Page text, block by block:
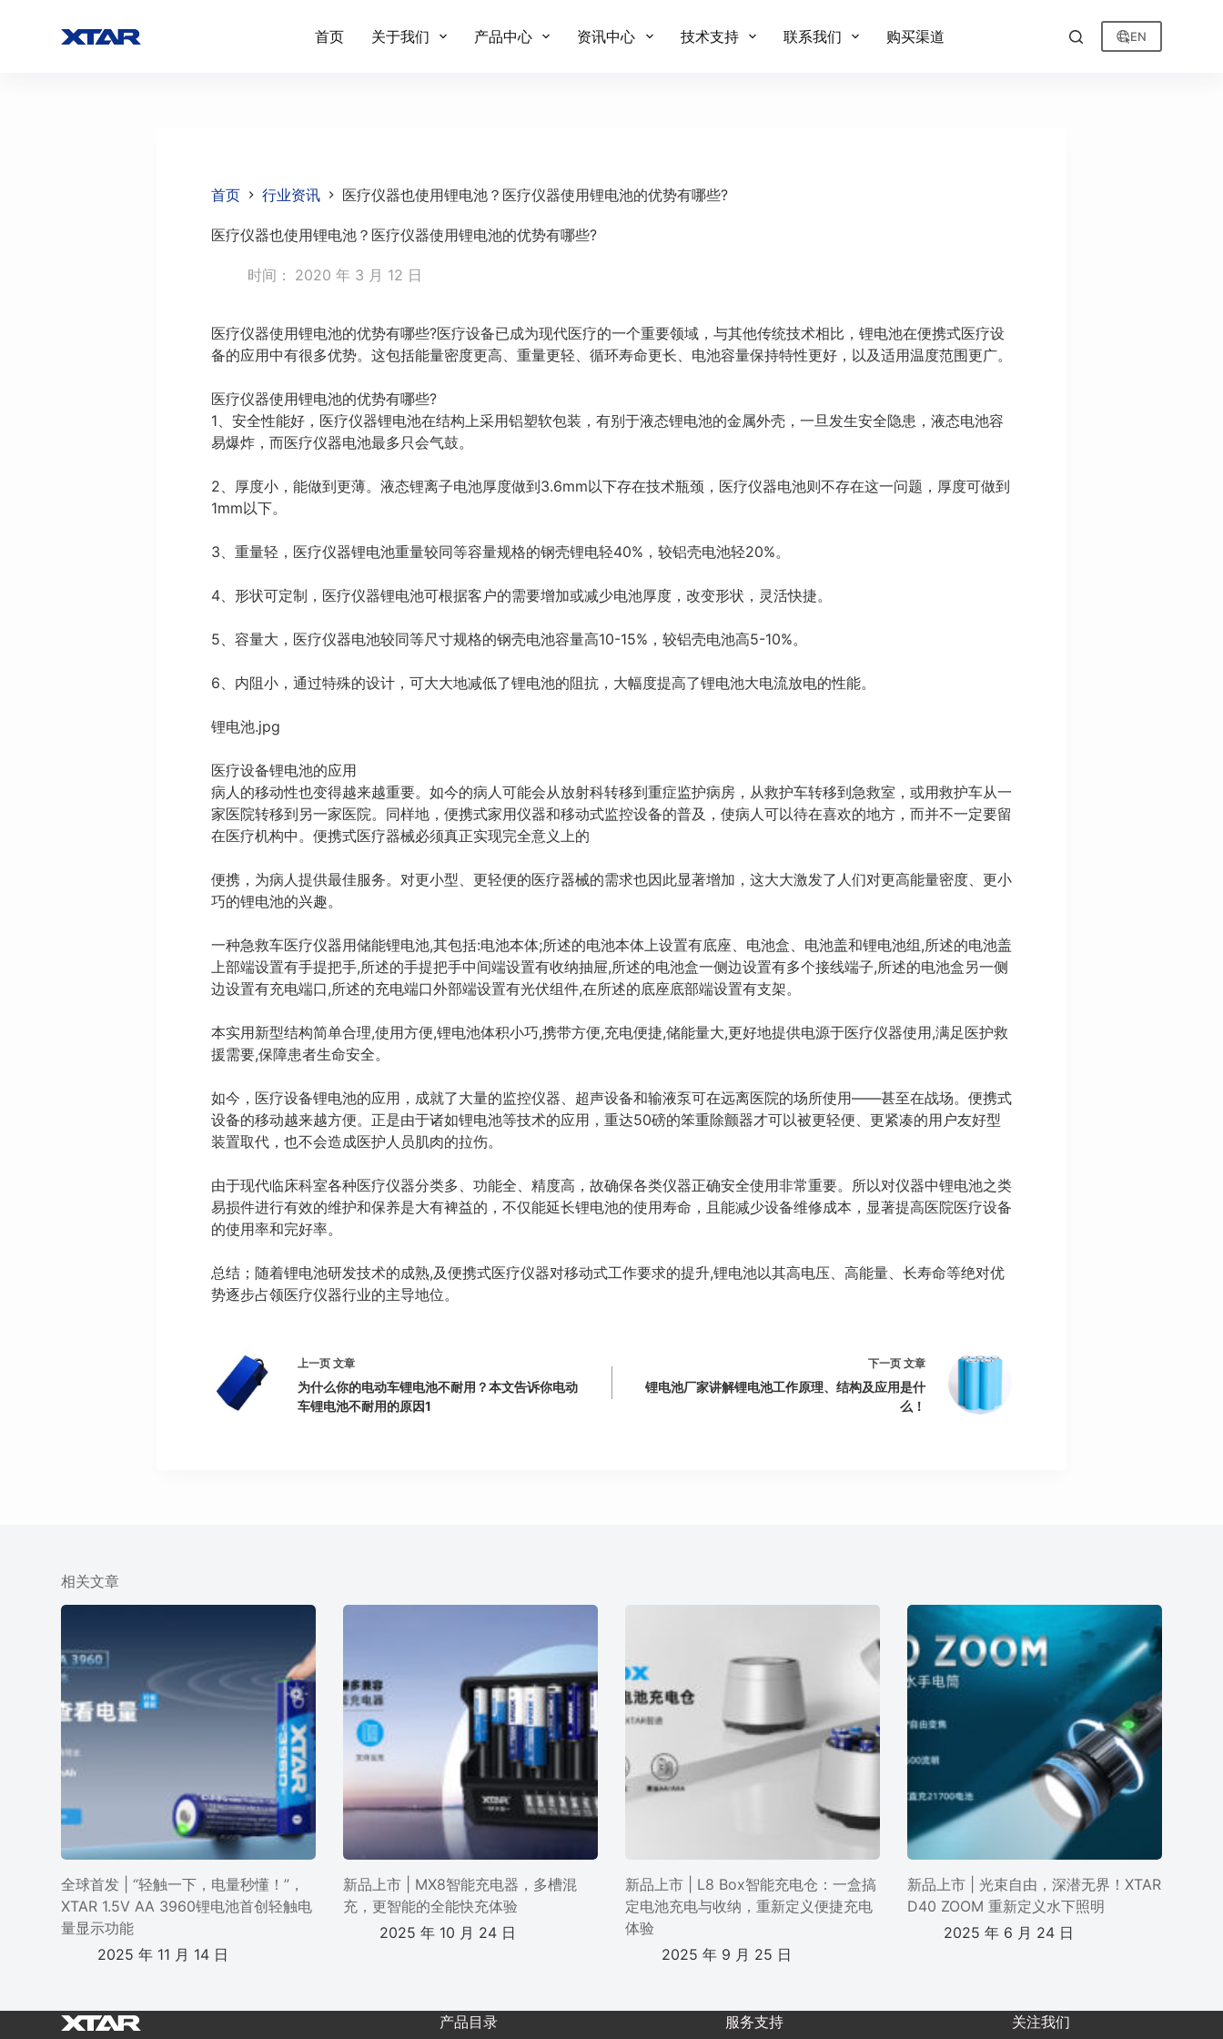
首页 关于我们 产品中心 资讯中心 技术支持 联系我们 购买渠道 EN
首页 行业资讯 医疗仪器也使用锂电池？医疗仪器使用锂电池的优势有哪些?
医疗仪器也使用锂电池？医疗仪器使用锂电池的优势有哪些?
时间： 2020 年 3 月 12 日
医疗仪器使用锂电池的优势有哪些?医疗设备已成为现代医疗的一个重要领域，与其他传统技术相比，锂电池在便携式医疗设
备的应用中有很多优势。这包括能量密度更高、重量更轻、循环寿命更长、电池容量保持特性更好，以及适用温度范围更广。
医疗仪器使用锂电池的优势有哪些?
1、安全性能好，医疗仪器锂电池在结构上采用铝塑软包装，有别于液态锂电池的金属外壳，一旦发生安全隐患，液态电池容
易爆炸，而医疗仪器电池最多只会气鼓。
2、厚度小，能做到更薄。液态锂离子电池厚度做到3.6mm以下存在技术瓶颈，医疗仪器电池则不存在这一问题，厚度可做到
1mm以下。
3、重量轻，医疗仪器锂电池重量较同等容量规格的钢壳锂电轻40%，较铝壳电池轻20%。
4、形状可定制，医疗仪器锂电池可根据客户的需要增加或减少电池厚度，改变形状，灵活快捷。
5、容量大，医疗仪器电池较同等尺寸规格的钢壳电池容量高10-15%，较铝壳电池高5-10%。
6、内阻小，通过特殊的设计，可大大地减低了锂电池的阻抗，大幅度提高了锂电池大电流放电的性能。
锂电池.jpg
医疗设备锂电池的应用
病人的移动性也变得越来越重要。如今的病人可能会从放射科转移到重症监护病房，从救护车转移到急救室，或用救护车从一
家医院转移到另一家医院。同样地，便携式家用仪器和移动式监控设备的普及，使病人可以待在喜欢的地方，而并不一定要留
在医疗机构中。便携式医疗器械必须真正实现完全意义上的
便携，为病人提供最佳服务。对更小型、更轻便的医疗器械的需求也因此显著增加，这大大激发了人们对更高能量密度、更小
巧的锂电池的兴趣。
一种急救车医疗仪器用储能锂电池,其包括:电池本体;所述的电池本体上设置有底座、电池盒、电池盖和锂电池组,所述的电池盖
上部端设置有手提把手,所述的手提把手中间端设置有收纳抽屉,所述的电池盒一侧边设置有多个接线端子,所述的电池盒另一侧
边设置有充电端口,所述的充电端口外部端设置有光伏组件,在所述的底座底部端设置有支架。
本实用新型结构简单合理,使用方便,锂电池体积小巧,携带方便,充电便捷,储能量大,更好地提供电源于医疗仪器使用,满足医护救
援需要,保障患者生命安全。
如今，医疗设备锂电池的应用，成就了大量的监控仪器、超声设备和输液泵可在远离医院的场所使用——甚至在战场。便携式
设备的移动越来越方便。正是由于诸如锂电池等技术的应用，重达50磅的笨重除颤器才可以被更轻便、更紧凑的用户友好型
装置取代，也不会造成医护人员肌肉的拉伤。
由于现代临床科室各种医疗仪器分类多、功能全、精度高，故确保各类仪器正确安全使用非常重要。所以对仪器中锂电池之类
易损件进行有效的维护和保养是大有裨益的，不仅能延长锂电池的使用寿命，且能减少设备维修成本，显著提高医院医疗设备
的使用率和完好率。
总结；随着锂电池研发技术的成熟,及便携式医疗仪器对移动式工作要求的提升,锂电池以其高电压、高能量、长寿命等绝对优
势逐步占领医疗仪器行业的主导地位。
上一页 文章
为什么你的电动车锂电池不耐用？本文告诉你电动
车锂电池不耐用的原因1
下一页 文章
锂电池厂家讲解锂电池工作原理、结构及应用是什
么！
相关文章
全球首发 | “轻触一下，电量秒懂！”，
XTAR 1.5V AA 3960锂电池首创轻触电
量显示功能
2025 年 11 月 14 日
新品上市 | MX8智能充电器，多槽混
充，更智能的全能快充体验
2025 年 10 月 24 日
新品上市 | L8 Box智能充电仓：一盒搞
定电池充电与收纳，重新定义便捷充电
体验
2025 年 9 月 25 日
新品上市 | 光束自由，深潜无界！XTAR
D40 ZOOM 重新定义水下照明
2025 年 6 月 24 日
产品目录 服务支持 关注我们